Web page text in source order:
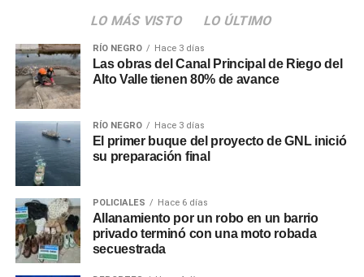
LO MÁS VISTO LO ÚLTIMO
RÍO NEGRO Hace 3 días
Las obras del Canal Principal de Riego del
Alto Valle tienen 80% de avance
RÍO NEGRO Hace 3 días
El primer buque del proyecto de GNL inició
su preparación final
POLICIALES Hace 6 días
Allanamiento por un robo en un barrio
privado terminó con una moto robada
secuestrada